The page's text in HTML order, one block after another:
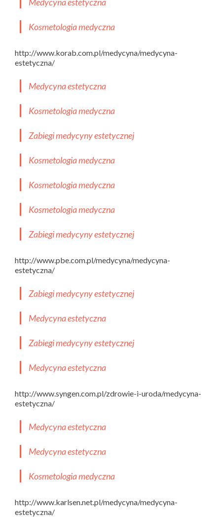
Kosmetologia medyczna
http://www.korab.com.pl/medycyna/medycyna-
estetyczna/
Medycyna estetyczna
Kosmetologia medyczna
Zabiegi medycyny estetycznej
Kosmetologia medyczna
Kosmetologia medyczna
Kosmetologia medyczna
Zabiegi medycyny estetycznej
http://www.pbe.com.pl/medycyna/medycyna-
estetyczna/
Zabiegi medycyny estetycznej
Medycyna estetyczna
Zabiegi medycyny estetycznej
Medycyna estetyczna
http://www.syngen.com.pl/zdrowie-i-uroda/medycyna-
estetyczna/
Medycyna estetyczna
Medycyna estetyczna
Kosmetologia medyczna
http://www.karlsen.net.pl/medycyna/medycyna-
estetyczna/